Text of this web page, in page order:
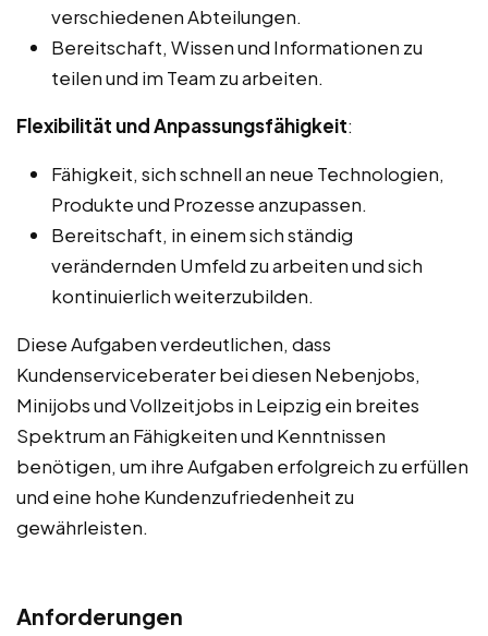
verschiedenen Abteilungen.
Bereitschaft, Wissen und Informationen zu
teilen und im Team zu arbeiten.
Flexibilität und Anpassungsfähigkeit:
Fähigkeit, sich schnell an neue Technologien,
Produkte und Prozesse anzupassen.
Bereitschaft, in einem sich ständig
verändernden Umfeld zu arbeiten und sich
kontinuierlich weiterzubilden.
Diese Aufgaben verdeutlichen, dass
Kundenserviceberater bei diesen Nebenjobs,
Minijobs und Vollzeitjobs in Leipzig ein breites
Spektrum an Fähigkeiten und Kenntnissen
benötigen, um ihre Aufgaben erfolgreich zu erfüllen
und eine hohe Kundenzufriedenheit zu
gewährleisten.
Anforderungen